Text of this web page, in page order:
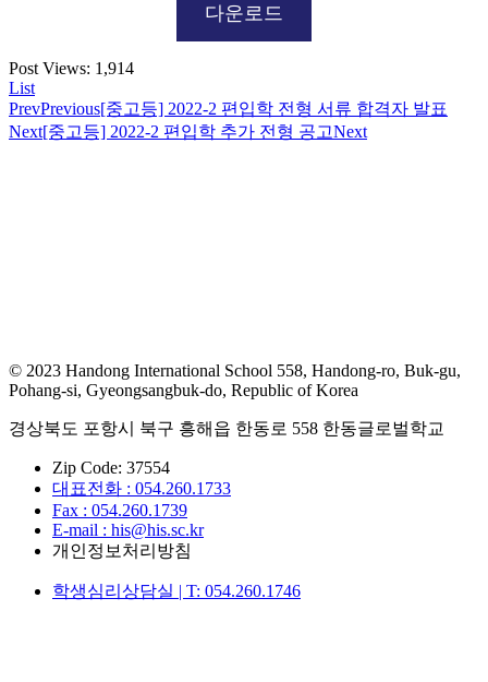
다운로드
Post Views: 1,914
List
PrevPrevious[중고등] 2022-2 편입학 전형 서류 합격자 발표
Next[중고등] 2022-2 편입학 추가 전형 공고Next
© 2023 Handong International School 558, Handong-ro, Buk-gu,
Pohang-si, Gyeongsangbuk-do, Republic of Korea
경상북도 포항시 북구 흥해읍 한동로 558 한동글로벌학교
Zip Code: 37554
대표전화 : 054.260.1733
Fax : 054.260.1739
E-mail : his@his.sc.kr
개인정보처리방침
학생심리상담실 | T: 054.260.1746